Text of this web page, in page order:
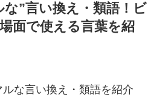
”言い換え・類語！ビ
面で使える言葉を紹
な言い換え・類語を紹介